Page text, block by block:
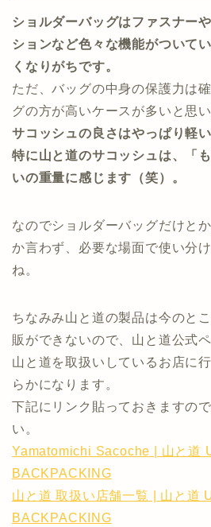
ショルダーバッグはファスナー
ションなど色々な機能がついて
くなりがちです。
ただ、バッグの中身の保護力は
グの方が高いケースが多いと思い
サコッシュの良さはやっぱり軽い
特に山と道のサコッシュは、「
いの重量に感じます（笑）。
なのでショルダーバッグだけと
か言わず、必要な場面で使い分
ね。
ちなみみ山と道の製品は今のと
販ができないので、山と道公式
山と道を取扱いしているお店に
らかになります。
下記にリンク貼っておきますの
い。
Yamatomichi Sacoche | 山と道
BACKPACKING
山と道 取扱い店舗一覧 | 山と道
BACKPACKING